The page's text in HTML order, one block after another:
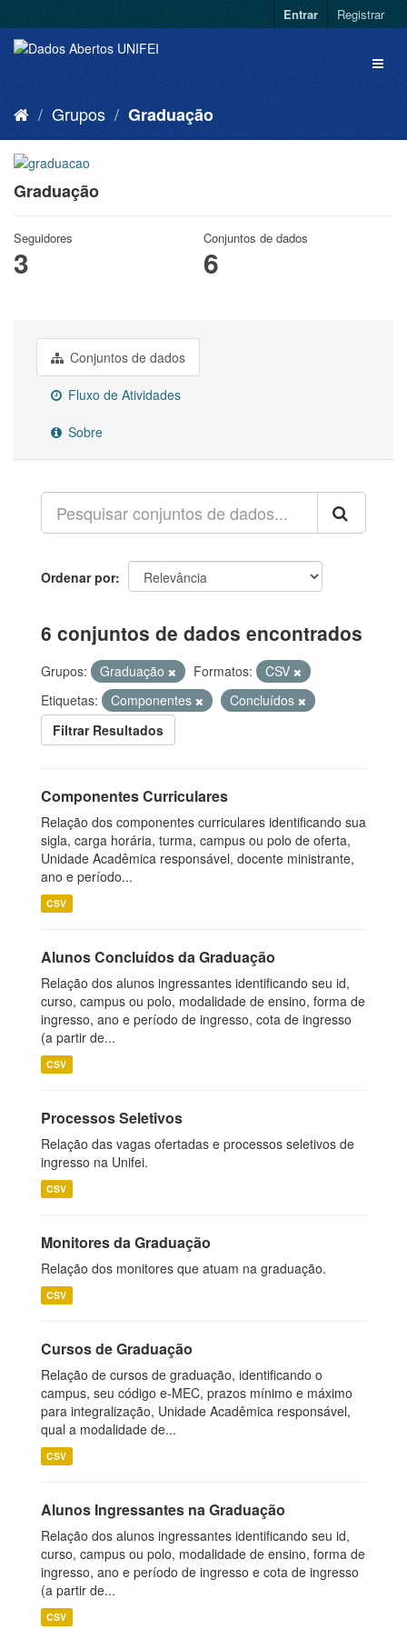
Entrar Registrar
Grupos Graduação
Graduação
Seguidores
3
Conjuntos de dados
6
Conjuntos de dados
Fluxo de Atividades
Sobre
Ordenar por
6 conjuntos de dados encontrados
Grupos: Graduação Formatos:
CSV
Etiquetas:
Componentes
Concluídos
Filtrar Resultados
Componentes Curriculares
Relação dos componentes curriculares identificando sua
sigla, carga horária, turma, campus ou polo de oferta,
Unidade Acadêmica responsável, docente ministrante,
ano e período...
CSV
Alunos Concluídos da Graduação
Relação dos alunos ingressantes identificando seu id,
curso, campus ou polo, modalidade de ensino, forma de
ingresso, ano e período de ingresso, cota de ingresso
(a partir de...
CSV
Processos Seletivos
Relação das vagas ofertadas e processos seletivos de
ingresso na Unifei.
CSV
Monitores da Graduação
Relação dos monitores que atuam na graduação.
CSV
Cursos de Graduação
Relação de cursos de graduação, identificando o
campus, seu código e-MEC, prazos mínimo e máximo
para integralização, Unidade Acadêmica responsável,
qual a modalidade de...
CSV
Alunos Ingressantes na Graduação
Relação dos alunos ingressantes identificando seu id,
curso, campus ou polo, modalidade de ensino, forma de
ingresso, ano e período de ingresso e cota de ingresso
(a partir de...
CSV